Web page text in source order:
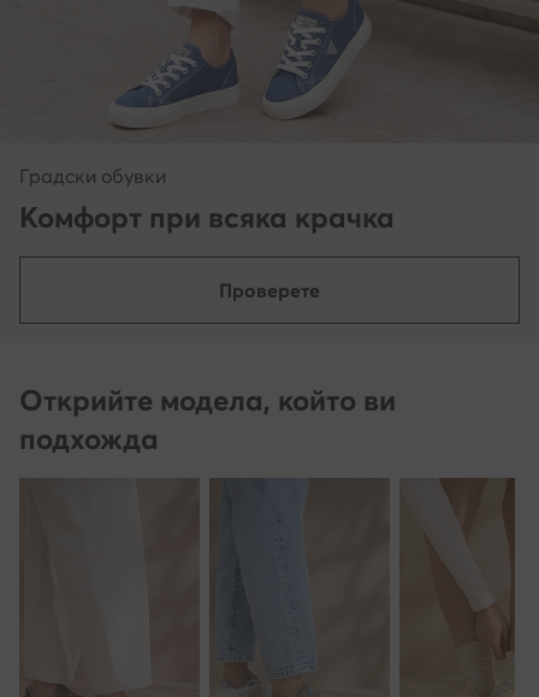
Градски обувки
Комфорт при всяка крачка
Проверете
Открийте модела, който ви
подхожда